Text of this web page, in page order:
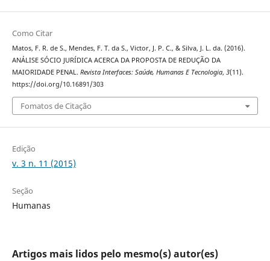
Como Citar
Matos, F. R. de S., Mendes, F. T. da S., Victor, J. P. C., & Silva, J. L. da. (2016).
ANÁLISE SÓCIO JURÍDICA ACERCA DA PROPOSTA DE REDUÇÃO DA
MAIORIDADE PENAL. Revista Interfaces: Saúde, Humanas E Tecnologia, 3(11).
https://doi.org/10.16891/303
Fomatos de Citação
Edição
v. 3 n. 11 (2015)
Seção
Humanas
Artigos mais lidos pelo mesmo(s) autor(es)